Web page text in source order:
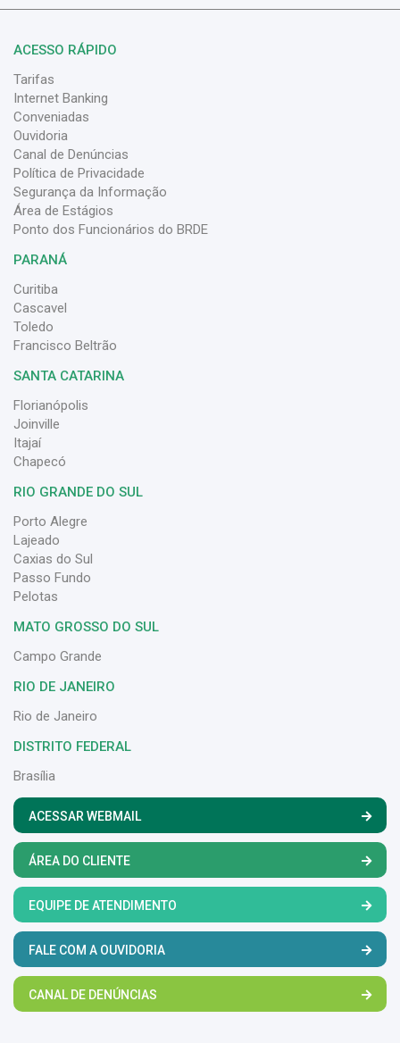
ACESSO RÁPIDO
Tarifas
Internet Banking
Conveniadas
Ouvidoria
Canal de Denúncias
Política de Privacidade
Segurança da Informação
Área de Estágios
Ponto dos Funcionários do BRDE
PARANÁ
Curitiba
Cascavel
Toledo
Francisco Beltrão
SANTA CATARINA
Florianópolis
Joinville
Itajaí
Chapecó
RIO GRANDE DO SUL
Porto Alegre
Lajeado
Caxias do Sul
Passo Fundo
Pelotas
MATO GROSSO DO SUL
Campo Grande
RIO DE JANEIRO
Rio de Janeiro
DISTRITO FEDERAL
Brasília
ACESSAR WEBMAIL
ÁREA DO CLIENTE
EQUIPE DE ATENDIMENTO
FALE COM A OUVIDORIA
CANAL DE DENÚNCIAS